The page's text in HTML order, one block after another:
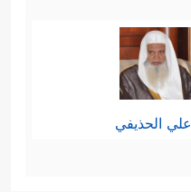
علي الحذيفي